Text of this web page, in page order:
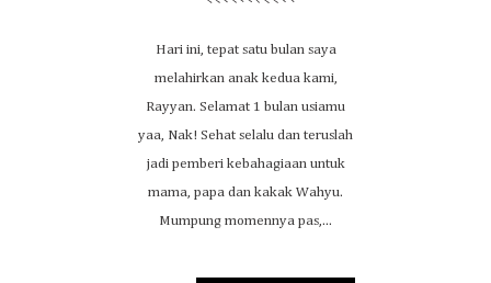
Hari ini, tepat satu bulan saya
melahirkan anak kedua kami,
Rayyan. Selamat 1 bulan usiamu
yaa, Nak! Sehat selalu dan teruslah
jadi pemberi kebahagiaan untuk
mama, papa dan kakak Wahyu.
Mumpung momennya pas,...